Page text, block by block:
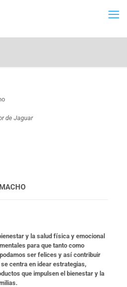
de Jaguar
y la salud física y emocional
para que tanto como
ser felices y así contribuir
centra en idear estrategias,
que impulsen el bienestar y la